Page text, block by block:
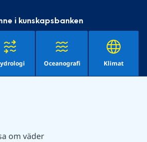
i kunskapsbanken
Oceanografi Klimat
om väder